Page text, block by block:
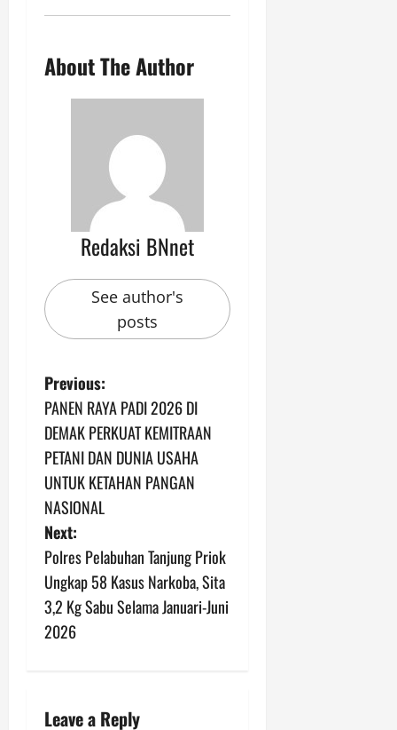
About The Author
Redaksi BNnet
See author's
posts
P
o
s
t
n
a
v
i
Previous:
PANEN RAYA PADI 2026 DI
DEMAK PERKUAT KEMITRAAN
PETANI DAN DUNIA USAHA
UNTUK KETAHAN PANGAN
NASIONAL
Next:
Polres Pelabuhan Tanjung Priok
Ungkap 58 Kasus Narkoba, Sita
3,2 Kg Sabu Selama Januari-Juni
2026
Leave a Reply